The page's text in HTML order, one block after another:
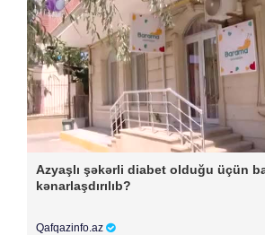
Azyaşlı şəkərli diabet olduğu üçün
kənarlaşdırılıb?
Qafqazinfo.az